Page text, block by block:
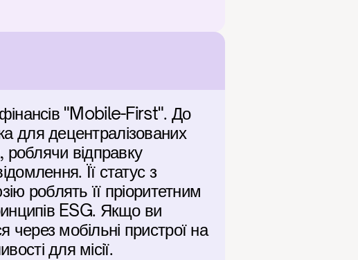
"Mobile-First". До
для децентралізованих
роблячи відправку
Її статус з
роблять її пріоритетним
ESG. Якщо ви
мобільні пристрої на
для місії.